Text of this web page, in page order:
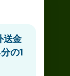
送金
の1